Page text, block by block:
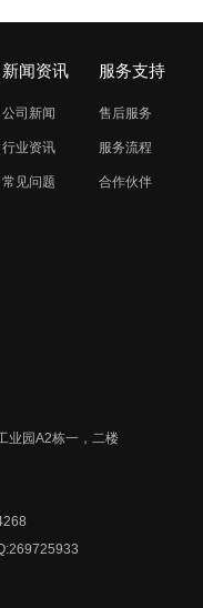
新闻资讯
公司新闻
行业资讯
常见问题
服务支持
售后服务
服务流程
合作伙伴
业园A2栋一，二楼